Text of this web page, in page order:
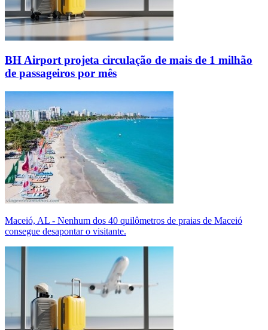
BH Airport projeta circulação de mais de 1 milhão
de passageiros por mês
Maceió, AL - Nenhum dos 40 quilômetros de praias de Maceió
consegue desapontar o visitante.